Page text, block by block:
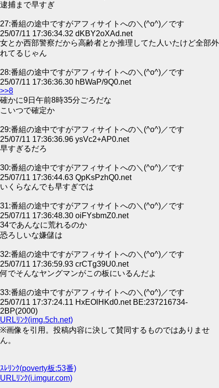
逮捕まで早すぎ
27:番組の途中ですがアフィサイトへの＼(^o^)／です
25/07/11 17:36:34.32 dKBY2oXAd.net
女とか西部警察だから高齢者とか推理してた人いたけど全部外
れてるじゃん
28:番組の途中ですがアフィサイトへの＼(^o^)／です
25/07/11 17:36:36.30 hBWaP/9Q0.net
>>8
確かに9日午前8時35分ごろだな
こいつで確定か
29:番組の途中ですがアフィサイトへの＼(^o^)／です
25/07/11 17:36:36.96 ysVc2+AP0.net
早すぎるだろ
30:番組の途中ですがアフィサイトへの＼(^o^)／です
25/07/11 17:36:44.63 QpKsPzhQ0.net
いくらなんでも早すぎでは
31:番組の途中ですがアフィサイトへの＼(^o^)／です
25/07/11 17:36:48.30 oiFYsbmZ0.net
34であんなに荒れるのか
恐ろしいな嫌儲は
32:番組の途中ですがアフィサイトへの＼(^o^)／です
25/07/11 17:36:59.93 crCTg39U0.net
何でそんなヤングマンがこの板にいるんだよ
33:番組の途中ですがアフィサイトへの＼(^o^)／です
25/07/11 17:37:24.11 HxEOlHKd0.net BE:237216734-
2BP(2000)
URLﾘﾝｸ(img.5ch.net)
※画像を引用。投稿内容に決して賛同するものではありませ
ん。
ｽﾚﾘﾝｸ(poverty板:53番)
URLﾘﾝｸ(i.imgur.com)